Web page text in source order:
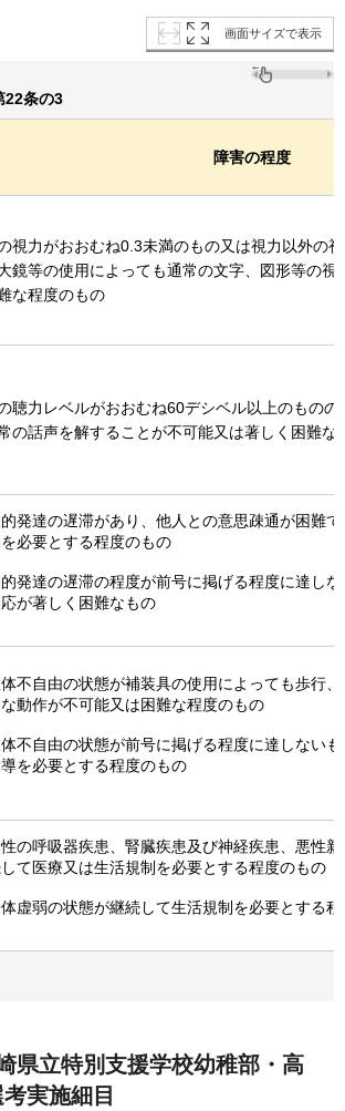
画面サイズで表示
22条の3
障害の程度
視力がおおむね0.3未満のもの又は視力以外の
鏡等の使用によっても通常の文字、図形等の
な程度のもの
聴力レベルがおおむね60デシベル以上のもの
の話声を解することが不可能又は著しく困難な
発達の遅滞があり、他人との意思疎通が困難
必要とする程度のもの
発達の遅滞の程度が前号に掲げる程度に達し
が著しく困難なもの
不自由の状態が補装具の使用によっても歩行
動作が不可能又は困難な程度のもの
不自由の状態が前号に掲げる程度に達しない
を必要とする程度のもの
の呼吸器疾患、腎臓疾患及び神経疾患、悪性
て医療又は生活規制を必要とする程度のもの
虚弱の状態が継続して生活規制を必要とする
県立特別支援学校幼稚部・高
実施細目